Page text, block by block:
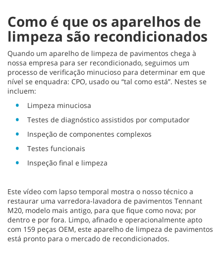
Como é que os aparelhos de
limpeza são recondicionados
Quando um aparelho de limpeza de pavimentos chega à
nossa empresa para ser recondicionado, seguimos um
processo de verificação minucioso para determinar em que
nível se enquadra: CPO, usado ou “tal como está”. Nestes se
incluem:
Limpeza minuciosa
Testes de diagnóstico assistidos por computador
Inspeção de componentes complexos
Testes funcionais
Inspeção final e limpeza
Este vídeo com lapso temporal mostra o nosso técnico a
restaurar uma varredora-lavadora de pavimentos Tennant
M20, modelo mais antigo, para que fique como nova; por
dentro e por fora. Limpo, afinado e operacionalmente apto
com 159 peças OEM, este aparelho de limpeza de pavimentos
está pronto para o mercado de recondicionados.